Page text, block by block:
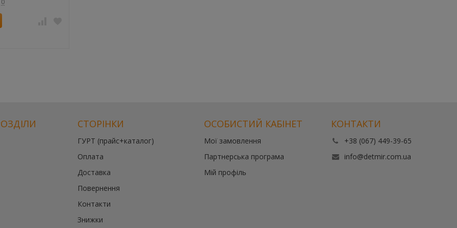
СТОРІНКИ
ГУРТ (прайс+каталог)
Оплата
Доставка
Повернення
Контакти
Знижки
ОСОБИСТИЙ КАБІНЕТ
Мої замовлення
Партнерська програма
Мій профіль
КОНТАКТИ
+38 (067) 449-39-65
info@detmir.com.ua